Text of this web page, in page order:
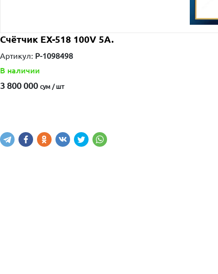
Счётчик EX-518 100V 5A.
Артикул: P-1098498
В наличии
3 800 000 сум / шт